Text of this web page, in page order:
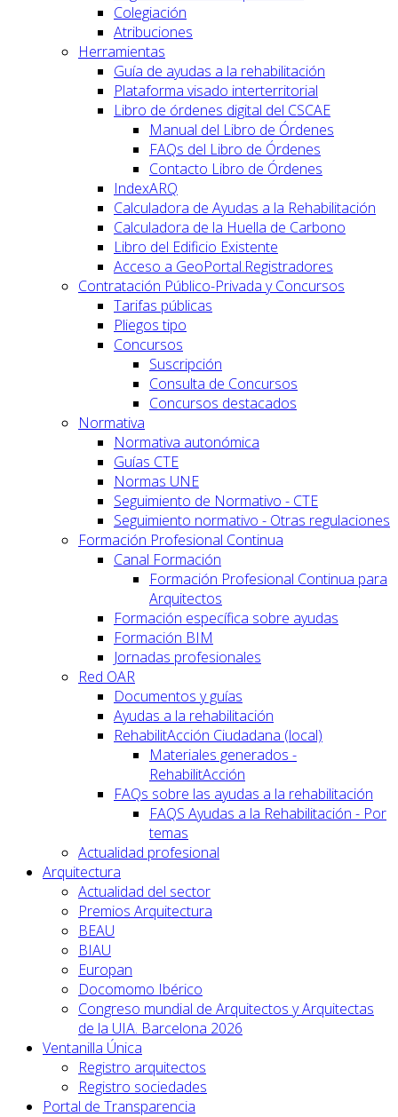
Colegiación
Atribuciones
Herramientas
Guía de ayudas a la rehabilitación
Plataforma visado interterritorial
Libro de órdenes digital del CSCAE
Manual del Libro de Órdenes
FAQs del Libro de Órdenes
Contacto Libro de Órdenes
IndexARQ
Calculadora de Ayudas a la Rehabilitación
Calculadora de la Huella de Carbono
Libro del Edificio Existente
Acceso a GeoPortal.Registradores
Contratación Público-Privada y Concursos
Tarifas públicas
Pliegos tipo
Concursos
Suscripción
Consulta de Concursos
Concursos destacados
Normativa
Normativa autonómica
Guías CTE
Normas UNE
Seguimiento de Normativo - CTE
Seguimiento normativo - Otras regulaciones
Formación Profesional Continua
Canal Formación
Formación Profesional Continua para
Arquitectos
Formación específica sobre ayudas
Formación BIM
Jornadas profesionales
Red OAR
Documentos y guías
Ayudas a la rehabilitación
RehabilitAcción Ciudadana (local)
Materiales generados -
RehabilitAcción
FAQs sobre las ayudas a la rehabilitación
FAQS Ayudas a la Rehabilitación - Por
temas
Actualidad profesional
Arquitectura
Actualidad del sector
Premios Arquitectura
BEAU
BIAU
Europan
Docomomo Ibérico
Congreso mundial de Arquitectos y Arquitectas
de la UIA. Barcelona 2026
Ventanilla Única
Registro arquitectos
Registro sociedades
Portal de Transparencia